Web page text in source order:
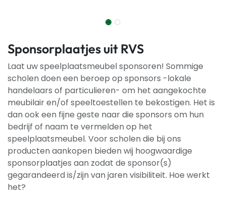
Sponsorplaatjes uit RVS
Laat uw speelplaatsmeubel sponsoren! Sommige
scholen doen een beroep op sponsors -lokale
handelaars of particulieren- om het aangekochte
meubilair en/of speeltoestellen te bekostigen. Het is
dan ook een fijne geste naar die sponsors om hun
bedrijf of naam te vermelden op het
speelplaatsmeubel. Voor scholen die bij ons
producten aankopen bieden wij hoogwaardige
sponsorplaatjes aan zodat de sponsor(s)
gegarandeerd is/zijn van jaren visibiliteit. Hoe werkt
het?